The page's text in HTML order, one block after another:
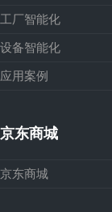
工厂智能化
设备智能化
应用案例
京东商城
京东商城